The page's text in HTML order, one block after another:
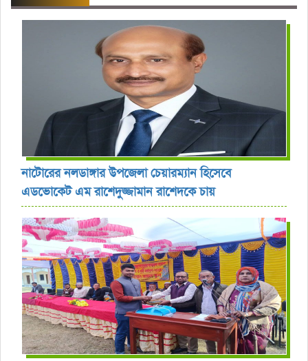
নাটোরের নলডাঙ্গার উপজেলা চেয়ারম্যান হিসেবে
এডভোকেট এম রাশেদুজ্জামান রাশেদকে চায়